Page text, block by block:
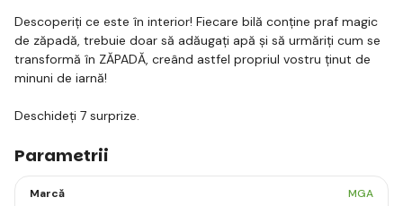
Descoperiți ce este în interior! Fiecare bilă conține praf magic
de zăpadă, trebuie doar să adăugați apă și să urmăriți cum se
transformă în ZĂPADĂ, creând astfel propriul vostru ținut de
minuni de iarnă!
Deschideți 7 surprize.
Parametrii
Marcă MGA